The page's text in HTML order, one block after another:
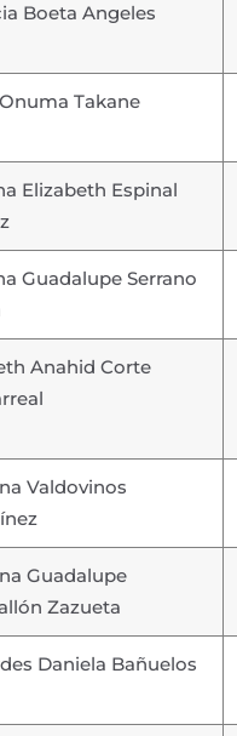
Boeta Angeles
Takane
Elizabeth Espinal
Guadalupe Serrano
Anahid Corte
Valdovinos
Guadalupe
Zazueta
Daniela Bañuelos